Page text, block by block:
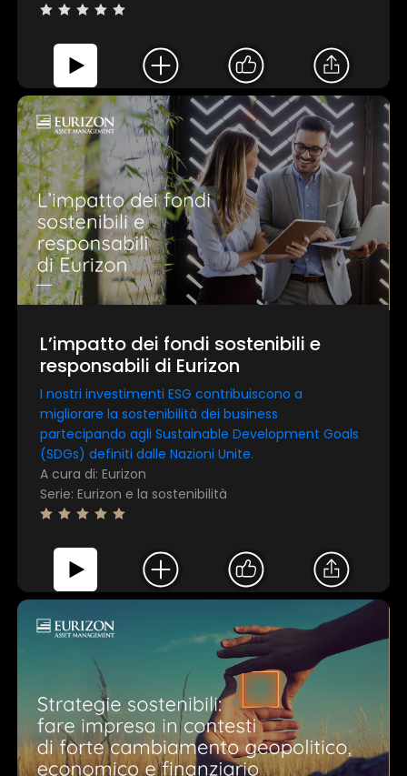
L’impatto dei fondi sostenibili e
responsabili di Eurizon
I nostri investimenti ESG contribuiscono a
migliorare la sostenibilità dei business
partecipando agli Sustainable Development Goals
(SDGs) definiti dalle Nazioni Unite.
A cura di: Eurizon
Serie: Eurizon e la sostenibilità